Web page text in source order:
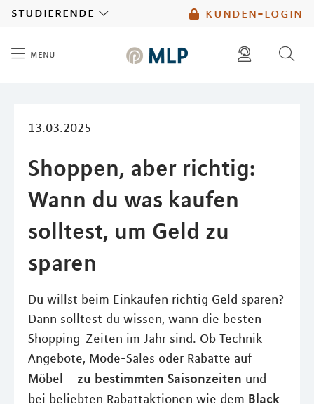
kunden-login
studierende
menü
13.03.2025
Shoppen, aber richtig:
Wann du was kaufen
solltest, um Geld zu
sparen
Du willst beim Einkaufen richtig Geld sparen?
Dann solltest du wissen, wann die besten
Shopping-Zeiten im Jahr sind. Ob Technik-
Angebote, Mode-Sales oder Rabatte auf
Möbel – zu bestimmten Saisonzeiten und
bei beliebten Rabattaktionen wie dem Black